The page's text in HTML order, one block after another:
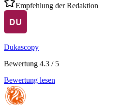
Empfehlung der Redaktion
Dukascopy
Bewertung 4.3 / 5
Bewertung lesen